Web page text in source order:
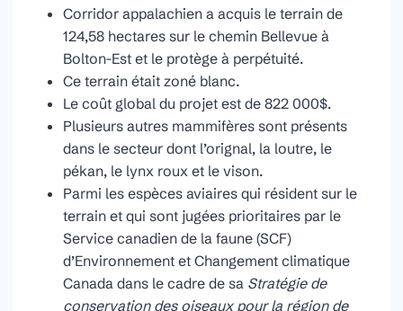
Corridor appalachien a acquis le terrain de
124,58 hectares sur le chemin Bellevue à
Bolton-Est et le protège à perpétuité.
Ce terrain était zoné blanc.
Le coût global du projet est de 822 000$.
Plusieurs autres mammifères sont présents
dans le secteur dont l’orignal, la loutre, le
pékan, le lynx roux et le vison.
Parmi les espèces aviaires qui résident sur le
terrain et qui sont jugées prioritaires par le
Service canadien de la faune (SCF)
d’Environnement et Changement climatique
Canada dans le cadre de sa Stratégie de
conservation des oiseaux pour la région de